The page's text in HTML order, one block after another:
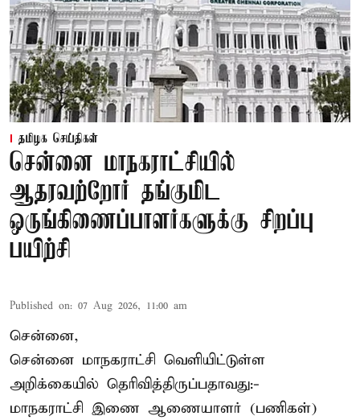
தமிழக செய்திகள்
சென்னை மாநகராட்சியில்
ஆதரவற்றோர் தங்குமிட
ஒருங்கிணைப்பாளர்களுக்கு சிறப்பு
பயிற்சி
Published on: 07 Aug 2026, 11:00 am
சென்னை,
சென்னை மாநகராட்சி வெளியிட்டுள்ள
அறிக்கையில் தெரிவித்திருப்பதாவது:-
மாநகராட்சி இணை ஆணையாளர் (பணிகள்)